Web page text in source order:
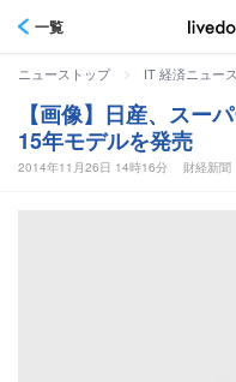
一覧
ニューストップ > IT 経済ニュース
【画像】日産、スー
15年モデルを発売
2014年11月26日 14時16分 財経新聞